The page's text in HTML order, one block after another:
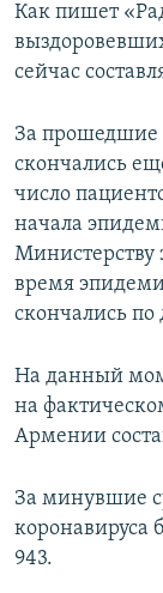
Как пишет
сейчас
За прошедшие
скончались
число
начала
Министерству
время
скончались
На данный
на
Армении
За минувшие
коронавируса
943.